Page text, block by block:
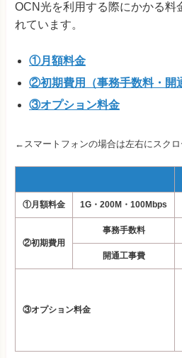
OCN光を利用する際にかかる料
れています。
①月額料金
②初期費用（事務手数料・開
③オプション料金
←スマートフォンの場合は左右にスク
①月額料金 1G・200M・100Mbps
②初期費用
事務手数料
開通工事費
③オプション料金